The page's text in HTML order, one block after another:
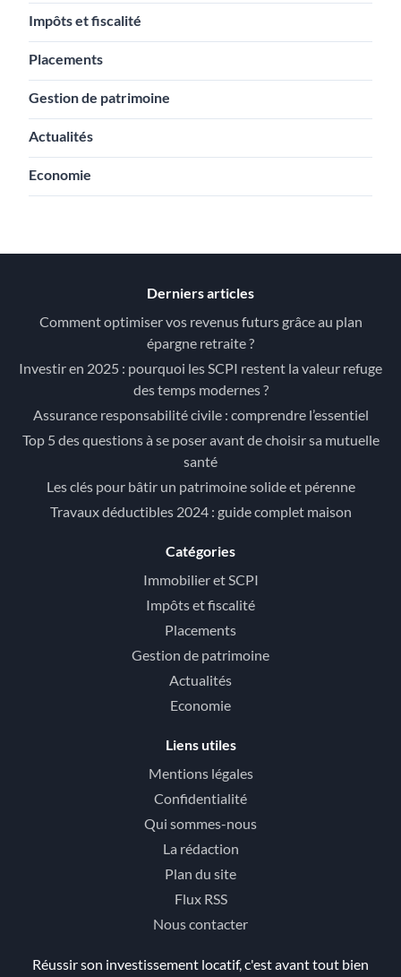
Impôts et fiscalité
Placements
Gestion de patrimoine
Actualités
Economie
Derniers articles
Comment optimiser vos revenus futurs grâce au plan
épargne retraite ?
Investir en 2025 : pourquoi les SCPI restent la valeur refuge
des temps modernes ?
Assurance responsabilité civile : comprendre l’essentiel
Top 5 des questions à se poser avant de choisir sa mutuelle
santé
Les clés pour bâtir un patrimoine solide et pérenne
Travaux déductibles 2024 : guide complet maison
Catégories
Immobilier et SCPI
Impôts et fiscalité
Placements
Gestion de patrimoine
Actualités
Economie
Liens utiles
Mentions légales
Confidentialité
Qui sommes-nous
La rédaction
Plan du site
Flux RSS
Nous contacter
Réussir son investissement locatif, c'est avant tout bien